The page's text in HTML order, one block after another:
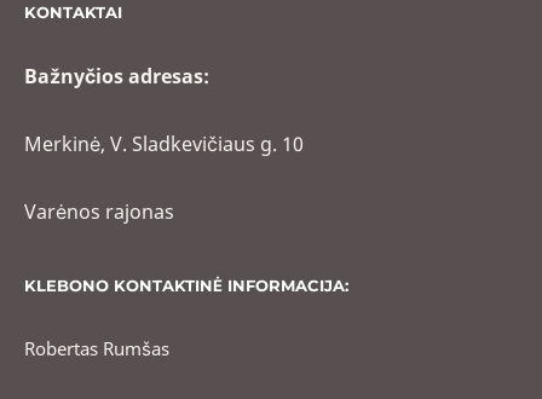
KONTAKTAI
Bažnyčios adresas:
Merkinė, V. Sladkevičiaus g. 10
Varėnos rajonas
KLEBONO KONTAKTINĖ INFORMACIJA:
Robertas Rumšas